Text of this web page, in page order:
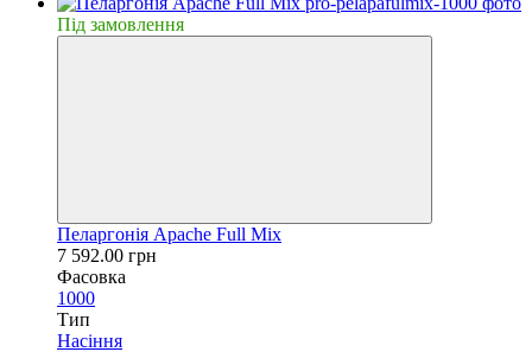
Пiд замовлення
Пеларгонія Apache Full Mix
7 592.00 грн
Фасовка
1000
Тип
Насiння